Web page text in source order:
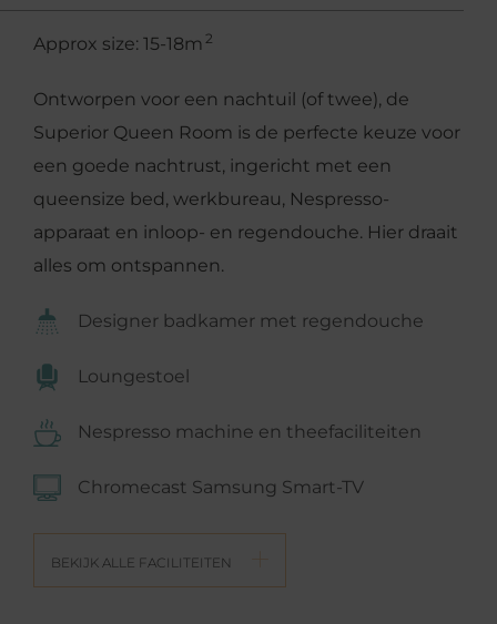
Approx size: 15-18m 2
Ontworpen voor een nachtuil (of twee), de
Superior Queen Room is de perfecte keuze voor
een goede nachtrust, ingericht met een
queensize bed, werkbureau, Nespresso-
apparaat en inloop- en regendouche. Hier draait
alles om ontspannen.
Designer badkamer met regendouche
Loungestoel
Nespresso machine en theefaciliteiten
Chromecast Samsung Smart-TV
BEKIJK ALLE FACILITEITEN